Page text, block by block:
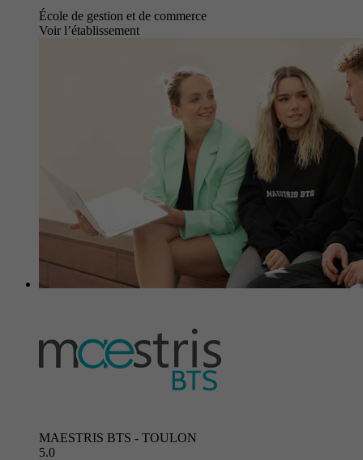
École de gestion et de commerce
Voir l’établissement
MAESTRIS BTS - TOULON
5.0